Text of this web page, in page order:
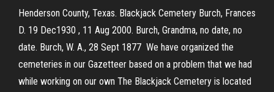
Henderson County, Texas. Blackjack Cemetery Burch, Frances
D. 19 Dec1930 , 11 Aug 2000. Burch, Grandma, no date, no
date. Burch, W. A., 28 Sept 1877 We have organized the
cemeteries in our Gazetteer based on a problem that we had
while working on our own The Blackjack Cemetery is located